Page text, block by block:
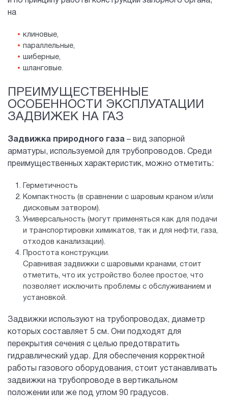
на
клиновые,
параллельные,
шиберные,
шланговые.
ПРЕИМУЩЕСТВЕННЫЕ
ОСОБЕННОСТИ ЭКСПЛУАТАЦИИ
ЗАДВИЖЕК НА ГАЗ
Задвижка природного газа – вид запорной
арматуры, используемой для трубопроводов. Среди
преимущественных характеристик, можно отметить:
Герметичность
Компактность (в сравнении с шаровым краном и/или
дисковым затвором).
Универсальность (могут применяться как для подачи
и транспортировки химикатов, так и для нефти, газа,
отходов канализации).
Простота конструкции.
Сравнивая задвижки с шаровыми кранами, стоит
отметить, что их устройство более простое, что
позволяет исключить проблемы с обслуживанием и
установкой.
Задвижки используют на трубопроводах, диаметр
которых составляет 5 см. Они подходят для
перекрытия сечения с целью предотвратить
гидравлический удар. Для обеспечения корректной
работы газового оборудования, стоит устанавливать
задвижки на трубопроводе в вертикальном
положении или же под углом 90 градусов.